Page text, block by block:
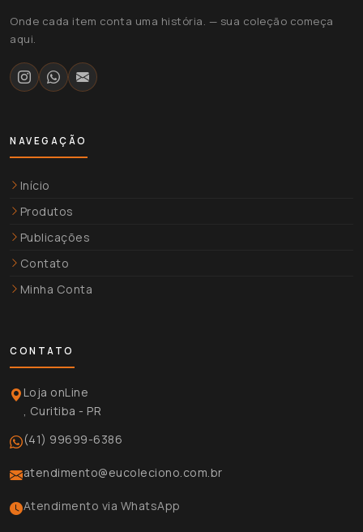
Onde cada item conta uma história. — sua coleção começa
aqui.
NAVEGAÇÃO
Início
Produtos
Publicações
Contato
Minha Conta
CONTATO
Loja onLine
, Curitiba - PR
(41) 99699-6386
atendimento@eucoleciono.com.br
Atendimento via WhatsApp